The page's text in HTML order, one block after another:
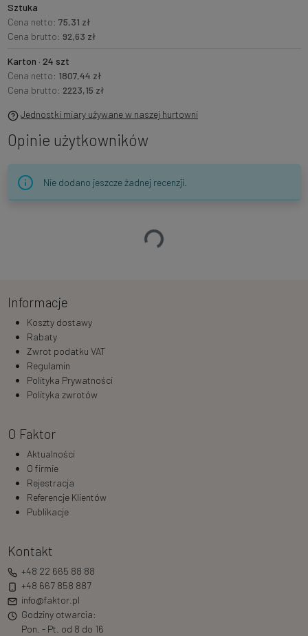
Sztuka
Cena netto: 75,31 zł
Cena brutto: 92,63 zł
Karton · 24 szt
Cena netto: 1807,44 zł
Cena brutto: 2223,15 zł
Jednostki miary używane w naszej hurtowni
Opinie użytkowników
Nie dodano jeszcze żadnej recenzji.
Ładowanie…
Informacje
Koszty dostawy
Rabaty
Zwrot podatku VAT
Regulamin
Polityka Prywatności
Polityka zwrotów
O Faktor
Aktualności
O firmie
Rejestracja
Referencje Klientów
Publikacje
Kontakt
+48 22 665 88 88
+48 667 858 887
info@faktor.pl
Godziny otwarcia:
Pon. - Pt. od 8 do 16